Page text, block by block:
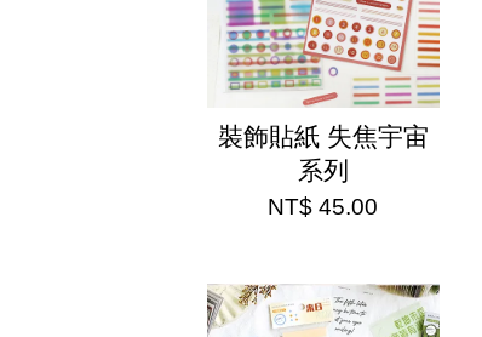
裝飾貼紙 失焦宇宙
系列
NT$ 45.00